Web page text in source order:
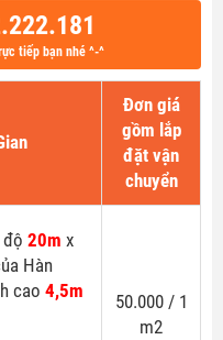
tiếp bạn nhé ^-^
Đơn giá
gồm lắp
đặt vận
chuyển
độ 20m x
Hàn
cao 4,5m
50.000 / 1
m2